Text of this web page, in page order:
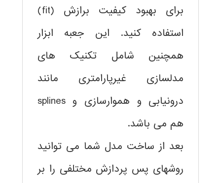
برای بهبود کیفیت برازش (fit)
استفاده کنید. این جعبه ابزار
همچنین شامل تکنیک های
مدلسازی غیرپارامتری مانند
درونیابی و هموارسازی و splines
هم می باشد.
بعد از ساخت مدل شما می توانید
روشهای پس پردازش مختلفی را بر